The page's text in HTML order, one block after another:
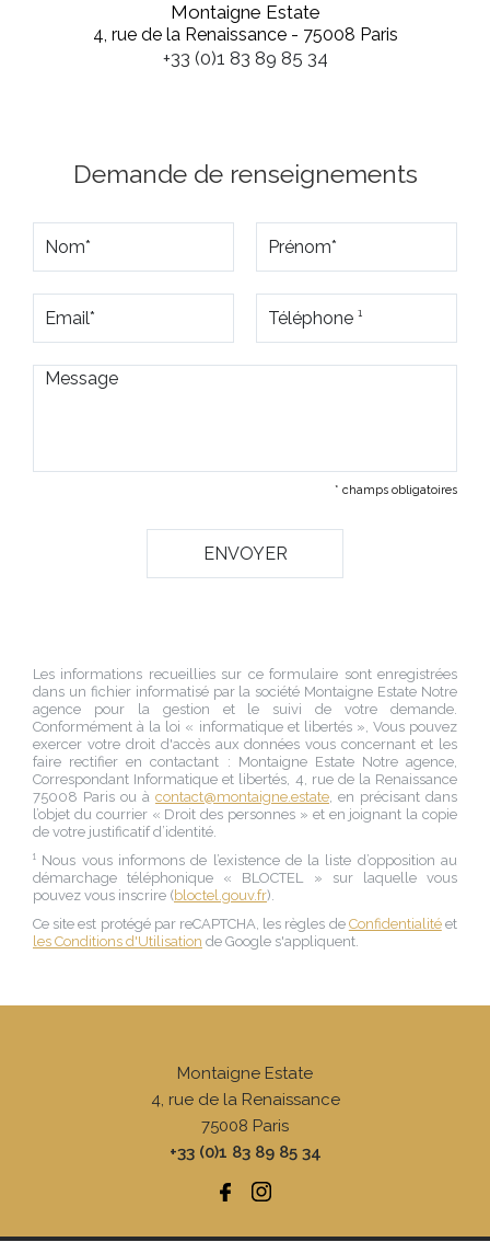
Montaigne Estate
4, rue de la Renaissance - 75008 Paris
+33 (0)1 83 89 85 34
Demande de renseignements
* champs obligatoires
Les informations recueillies sur ce formulaire sont enregistrées
dans un fichier informatisé par la société Montaigne Estate Notre
agence pour la gestion et le suivi de votre demande.
Conformément à la loi « informatique et libertés », Vous pouvez
exercer votre droit d'accès aux données vous concernant et les
faire rectifier en contactant : Montaigne Estate Notre agence,
Correspondant Informatique et libertés, 4, rue de la Renaissance
75008 Paris ou à contact@montaigne.estate, en précisant dans
l’objet du courrier « Droit des personnes » et en joignant la copie
de votre justificatif d’identité.
¹ Nous vous informons de l’existence de la liste d’opposition au
démarchage téléphonique « BLOCTEL » sur laquelle vous
pouvez vous inscrire (bloctel.gouv.fr).
Ce site est protégé par reCAPTCHA, les règles de Confidentialitéet
les Conditions d'Utilisation de Google s'appliquent.
Montaigne Estate
4, rue de la Renaissance
75008 Paris
+33 (0)1 83 89 85 34